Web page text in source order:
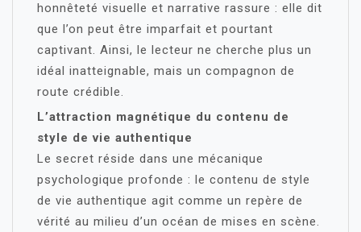
honnêteté visuelle et narrative rassure : elle dit
que l’on peut être imparfait et pourtant
captivant. Ainsi, le lecteur ne cherche plus un
idéal inatteignable, mais un compagnon de
route crédible.
L’attraction magnétique du contenu de
style de vie authentique
Le secret réside dans une mécanique
psychologique profonde : le contenu de style
de vie authentique agit comme un repère de
vérité au milieu d’un océan de mises en scène.